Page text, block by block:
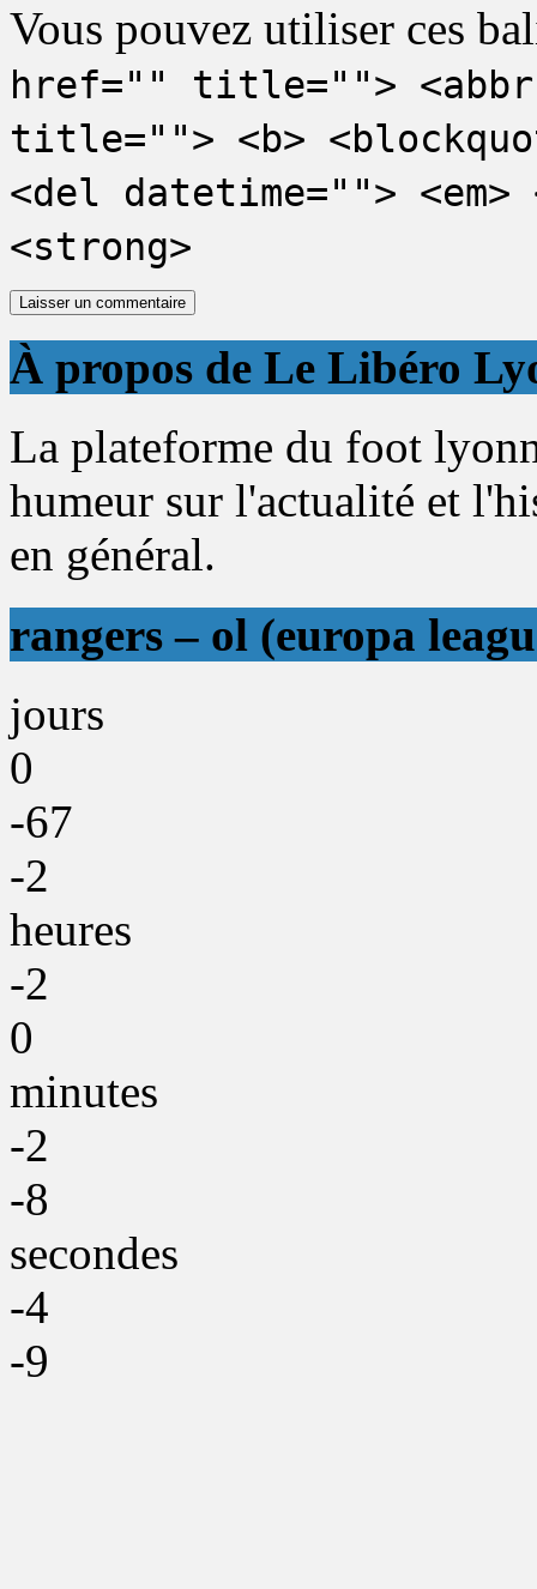
Vous pouvez utiliser ces
href="" title="">
title=""> <b>
<del datetime="">
<strong>
À propos de Le Libéro
La plateforme du foot
humeur sur l'actualité et
en général.
rangers – ol (europa
jours
0
-67
-2
heures
-2
0
minutes
-2
-8
secondes
-4
-9